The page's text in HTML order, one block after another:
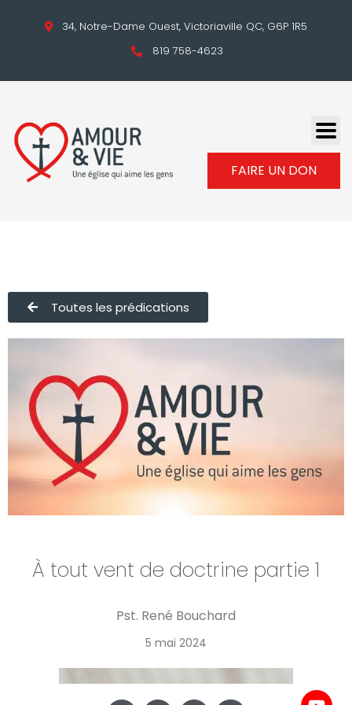
34, Notre-Dame Ouest, Victoriaville QC, G6P 1R5
819 758-4623
FAIRE UN DON
Toutes les prédications
À tout vent de doctrine partie 1
Pst. René Bouchard
5 mai 2024